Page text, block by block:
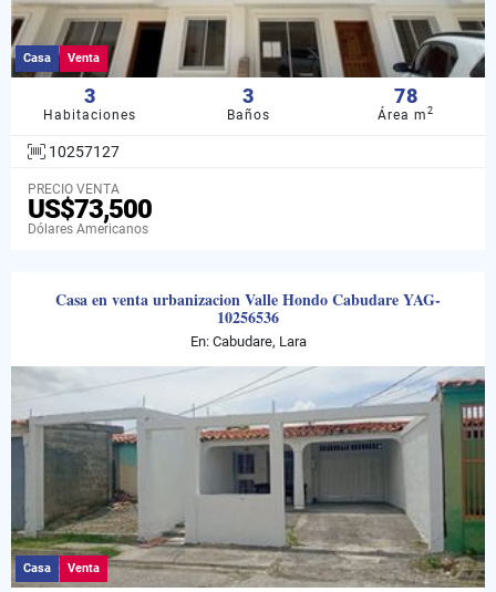
Casa Venta
3
Habitaciones
3
Baños
78
Área m2
10257127
PRECIO VENTA
US$73,500
Dólares Americanos
Casa en venta urbanizacion Valle Hondo Cabudare YAG-
10256536
En: Cabudare, Lara
Casa Venta